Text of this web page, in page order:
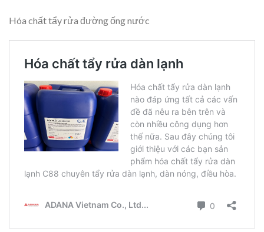
Hóa chất tẩy rửa đường ống nước